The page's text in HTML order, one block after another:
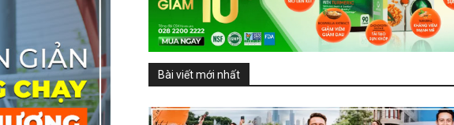
Bài viết mới nhất